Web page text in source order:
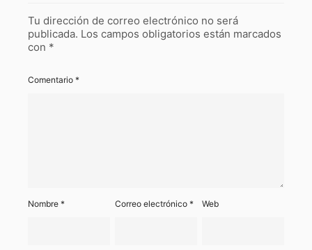
Tu dirección de correo electrónico no será
publicada. Los campos obligatorios están marcados
con *
Comentario *
Nombre * Correo electrónico* Web